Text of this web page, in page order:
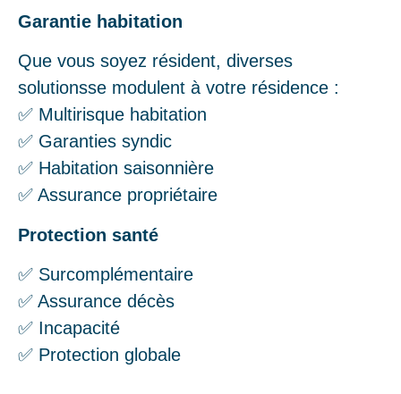
Garantie habitation
Que vous soyez résident, diverses
solutionsse modulent à votre résidence :
✅ Multirisque habitation
✅ Garanties syndic
✅ Habitation saisonnière
✅ Assurance propriétaire
Protection santé
✅ Surcomplémentaire
✅ Assurance décès
✅ Incapacité
✅ Protection globale